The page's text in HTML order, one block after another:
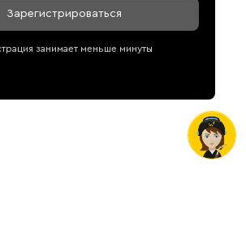
Зарегистрироваться
занимает меньше минуты